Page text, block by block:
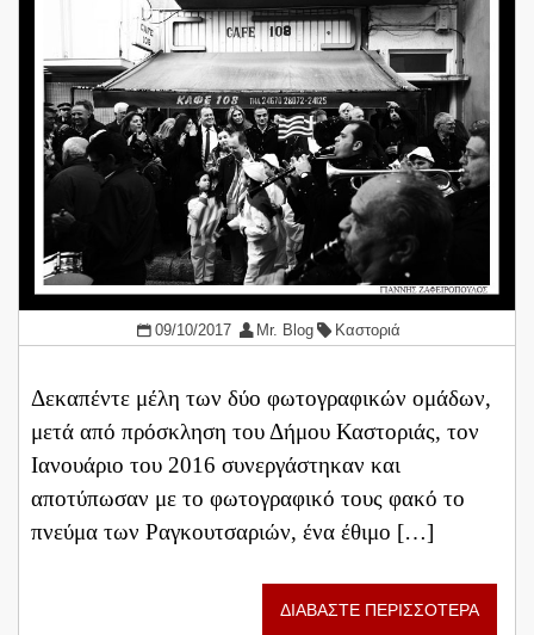
09/10/2017 Mr. Blog Καστοριά
Δεκαπέντε μέλη των δύο φωτογραφικών ομάδων,
μετά από πρόσκληση του Δήμου Καστοριάς, τον
Ιανουάριο του 2016 συνεργάστηκαν και
αποτύπωσαν με το φωτογραφικό τους φακό το
πνεύμα των Ραγκουτσαριών, ένα έθιμο […]
ΔΙΑΒΑΣΤΕ ΠΕΡΙΣΣΟΤΕΡΑ